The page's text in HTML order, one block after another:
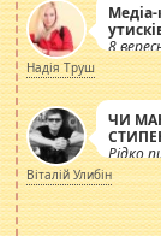
Медіа-
8
Надія Труш
ЧИ
Рідко
просто
Віталій Улибін